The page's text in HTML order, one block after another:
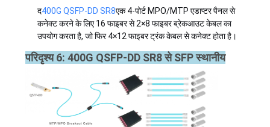
द400G QSFP-DD SR8एक 4-पोर्ट MPO/MTP एडाप्टर पैनल से
कनेक्ट करने के लिए 16 फाइबर से 2×8 फाइबर ब्रेकआउट केबल का
उपयोग करता है, जो फिर 4×12 फाइबर ट्रंक केबल से कनेक्ट होता है।
परिदृश्य 6: 400G QSFP-DD SR8 से SFP स्थानीय